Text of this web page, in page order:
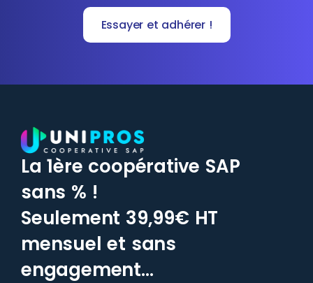
Essayer et adhérer !
La 1ère coopérative SAP
sans % !
Seulement 39,99€ HT
mensuel et sans
engagement...